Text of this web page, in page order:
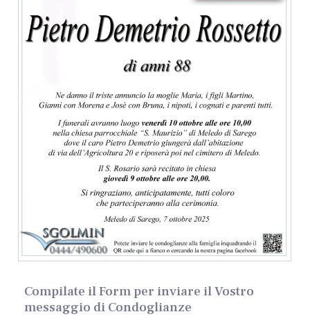
Compilate il Form per inviare il Vostro
messaggio di Condoglianze